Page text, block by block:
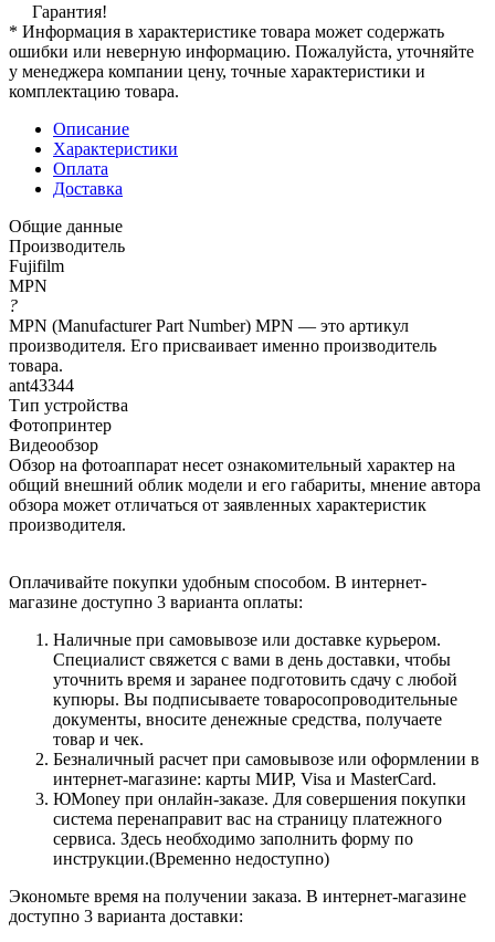
Гарантия!
* Информация в характеристике товара может содержать
ошибки или неверную информацию. Пожалуйста, уточняйте
у менеджера компании цену, точные характеристики и
комплектацию товара.
Описание
Характеристики
Оплата
Доставка
Общие данные
Производитель
Fujifilm
MPN
?
MPN (Manufacturer Part Number) MPN — это артикул
производителя. Его присваивает именно производитель
товара.
ant43344
Тип устройства
Фотопринтер
Видеообзор
Обзор на фотоаппарат несет ознакомительный характер на
общий внешний облик модели и его габариты, мнение автора
обзора может отличаться от заявленных характеристик
производителя.
Оплачивайте покупки удобным способом. В интернет-
магазине доступно 3 варианта оплаты:
Наличные при самовывозе или доставке курьером.
Специалист свяжется с вами в день доставки, чтобы
уточнить время и заранее подготовить сдачу с любой
купюры. Вы подписываете товаросопроводительные
документы, вносите денежные средства, получаете
товар и чек.
Безналичный расчет при самовывозе или оформлении в
интернет-магазине: карты МИР, Visa и MasterCard.
ЮMoney при онлайн-заказе. Для совершения покупки
система перенаправит вас на страницу платежного
сервиса. Здесь необходимо заполнить форму по
инструкции.(Временно недоступно)
Экономьте время на получении заказа. В интернет-магазине
доступно 3 варианта доставки: